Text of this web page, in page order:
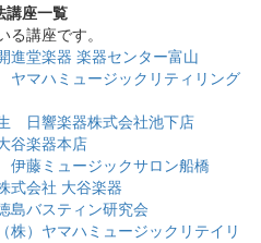
座一覧
講座です。
堂楽器 楽器センター富山
ハミュージックリティリング
日響楽器株式会社池下店
楽器本店
藤ミュージックサロン船橋
会社 大谷楽器
バスティン研究会
ヤマハミュージックリテイリ